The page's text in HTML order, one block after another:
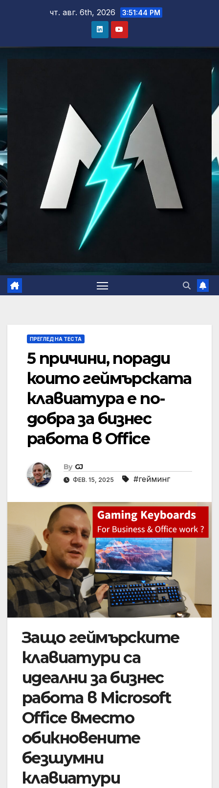
чт. авг. 6th, 2026 3:51:45 PM
ПРЕГЛЕД НА ТЕСТА
5 причини, поради
които геймърската
клавиатура е по-
добра за бизнес
работа в Office
By GJ
ФЕВ. 15, 2025 #гейминг
Защо геймърските
клавиатури са
идеални за бизнес
работа в Microsoft
Office вместо
обикновените
безшумни
клавиатури